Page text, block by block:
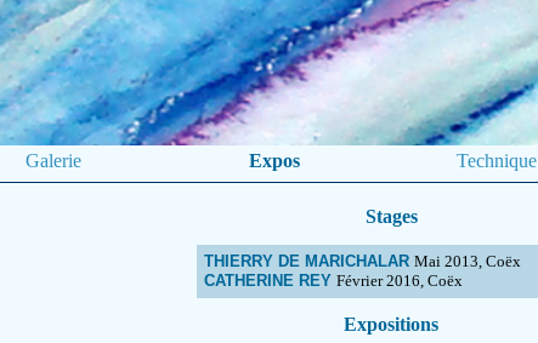
Galerie Expos Technique
Stages
THIERRY DE MARICHALAR Mai 2013, Coëx
CATHERINE REY Février 2016, Coëx
Expositions